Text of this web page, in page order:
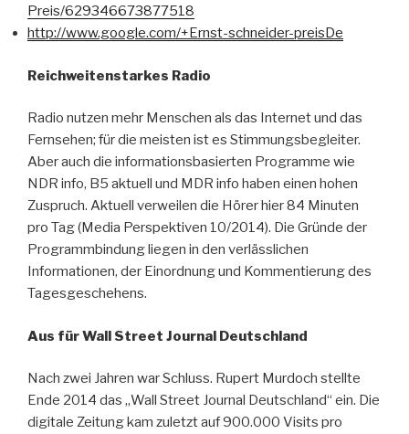
Preis/629346673877518
http://www.google.com/+Ernst-schneider-preisDe
Reichweitenstarkes Radio
Radio nutzen mehr Menschen als das Internet und das
Fernsehen; für die meisten ist es Stimmungsbegleiter.
Aber auch die informationsbasierten Programme wie
NDR info, B5 aktuell und MDR info haben einen hohen
Zuspruch. Aktuell verweilen die Hörer hier 84 Minuten
pro Tag (Media Perspektiven 10/2014). Die Gründe der
Programmbindung liegen in den verlässlichen
Informationen, der Einordnung und Kommentierung des
Tagesgeschehens.
Aus für Wall Street Journal Deutschland
Nach zwei Jahren war Schluss. Rupert Murdoch stellte
Ende 2014 das „Wall Street Journal Deutschland“ ein. Die
digitale Zeitung kam zuletzt auf 900.000 Visits pro